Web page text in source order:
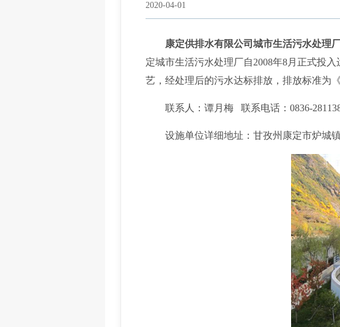
2020-04-01
康定供排水有限公司城市生活污水处理
定城市生活污水处理厂自2008年8月正式投
艺，经处理后的污水达标排放，排放标准为
联系人：谭月梅 联系电话：0836-
设施单位详细地址：甘孜州康定市炉城镇